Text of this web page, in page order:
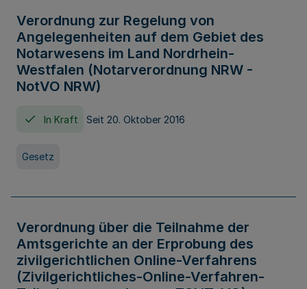
Verordnung zur Regelung von
Angelegenheiten auf dem Gebiet des
Notarwesens im Land Nordrhein-
Westfalen (Notarverordnung NRW -
NotVO NRW)
In Kraft Seit 20. Oktober 2016
Gesetz
Verordnung über die Teilnahme der
Amtsgerichte an der Erprobung des
zivilgerichtlichen Online-Verfahrens
(Zivilgerichtliches-Online-Verfahren-